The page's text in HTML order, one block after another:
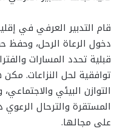
قام التدبير العرفي في
دخول الرعاة الرحل، وحفظ
قبلية تحدد المسارات
توافقية لحل النزاعات.
التوازن البيئي
المستقرة والترحال الرعوي
على مجالها.